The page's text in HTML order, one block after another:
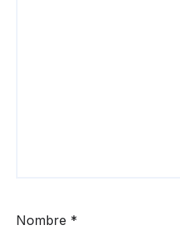
Nombre *